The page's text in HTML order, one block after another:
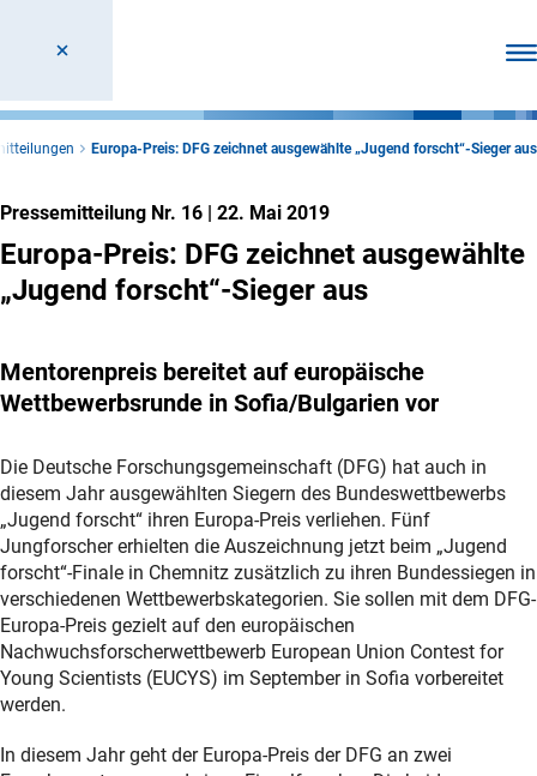
Europa-Preis: DFG zeichnet ausgewählte „Jugend forscht“-Sieger aus
Pressemitteilung Nr. 16 | 22. Mai 2019
Europa-Preis: DFG zeichnet ausgewählte
„Jugend forscht“-Sieger aus
Mentorenpreis bereitet auf europäische
Wettbewerbsrunde in Sofia/Bulgarien vor
Die Deutsche Forschungsgemeinschaft (DFG) hat auch in
diesem Jahr ausgewählten Siegern des Bundeswettbewerbs
„Jugend forscht“ ihren Europa-Preis verliehen. Fünf
Jungforscher erhielten die Auszeichnung jetzt beim „Jugend
forscht“-Finale in Chemnitz zusätzlich zu ihren Bundessiegen in
verschiedenen Wettbewerbskategorien. Sie sollen mit dem DFG-
Europa-Preis gezielt auf den europäischen
Nachwuchsforscherwettbewerb European Union Contest for
Young Scientists (EUCYS) im September in Sofia vorbereitet
werden.
In diesem Jahr geht der Europa-Preis der DFG an zwei